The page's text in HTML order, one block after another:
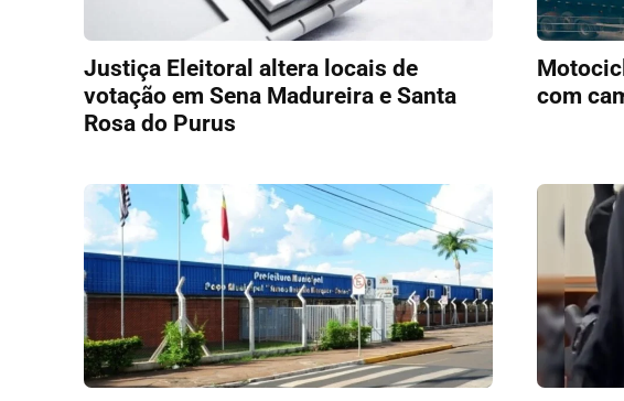
Justiça Eleitoral altera locais de
votação em Sena Madureira e Santa
Rosa do Purus
com